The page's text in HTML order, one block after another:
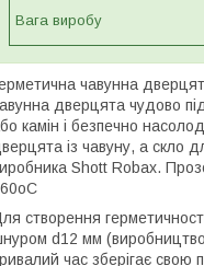
Вага виробу
чавунна
дверцята чудово
камін і безпечно
із чавуну, а скло
Shott Robax.
створення
d12 мм
час зберігає